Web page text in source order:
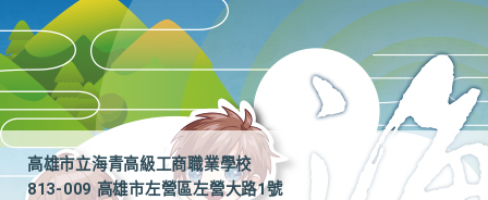
高雄市立海青高級工商職業學校
813-009 高雄市左營區左營大路1號